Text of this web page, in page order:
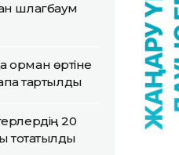
шлагбаум
өртіне
тартылды
20
тоқтатылды